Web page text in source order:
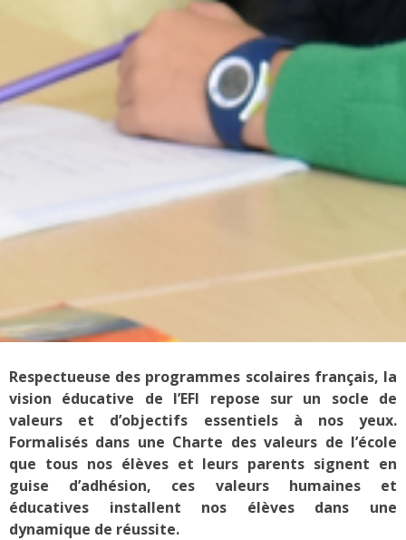
Respectueuse des programmes scolaires français, la
vision éducative de l’EFI repose sur un socle de
valeurs et d’objectifs essentiels à nos yeux.
Formalisés dans une Charte des valeurs de l’école
que tous nos élèves et leurs parents signent en
guise d’adhésion, ces valeurs humaines et
éducatives installent nos élèves dans une
dynamique de réussite.